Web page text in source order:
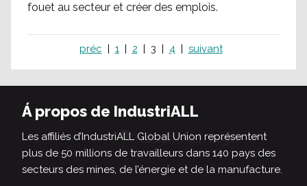
fouet au secteur et créer des emplois.
préc 1 2 3 4 suivant
Á propos de IndustriALL
Les affiliés d’IndustriALL Global Union représentent
plus de 50 millions de travailleurs dans 140 pays des
secteurs des mines, de l’énergie et de la manufacture.